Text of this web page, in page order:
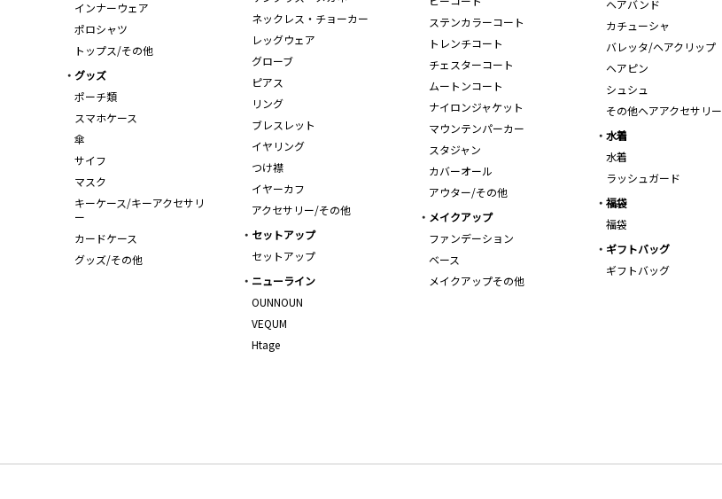
インナーウェア
ポロシャツ
トップス/その他
ステンカラーコート
トレンチコート
チェスターコート
ムートンコート
ナイロンジャケット
マウンテンパーカー
スタジャン
カバーオール
アウター/その他
ネックレス・チョーカー
レッグウェア
グローブ
ピアス
リング
ブレスレット
イヤリング
つけ襟
イヤーカフ
アクセサリー/その他
ヘアバンド
カチューシャ
バレッタ/ヘアクリップ
ヘアピン
シュシュ
その他ヘアアクセサリー
グッズ
ポーチ類
スマホケース
傘
サイフ
マスク
キーケース/キーアクセサリ
ー
カードケース
グッズ/その他
水着
水着
ラッシュガード
福袋
福袋
メイクアップ
ファンデーション
ベース
メイクアップその他
セットアップ
セットアップ
ギフトバッグ
ギフトバッグ
ニューライン
OUNNOUN
VEQUM
Htage